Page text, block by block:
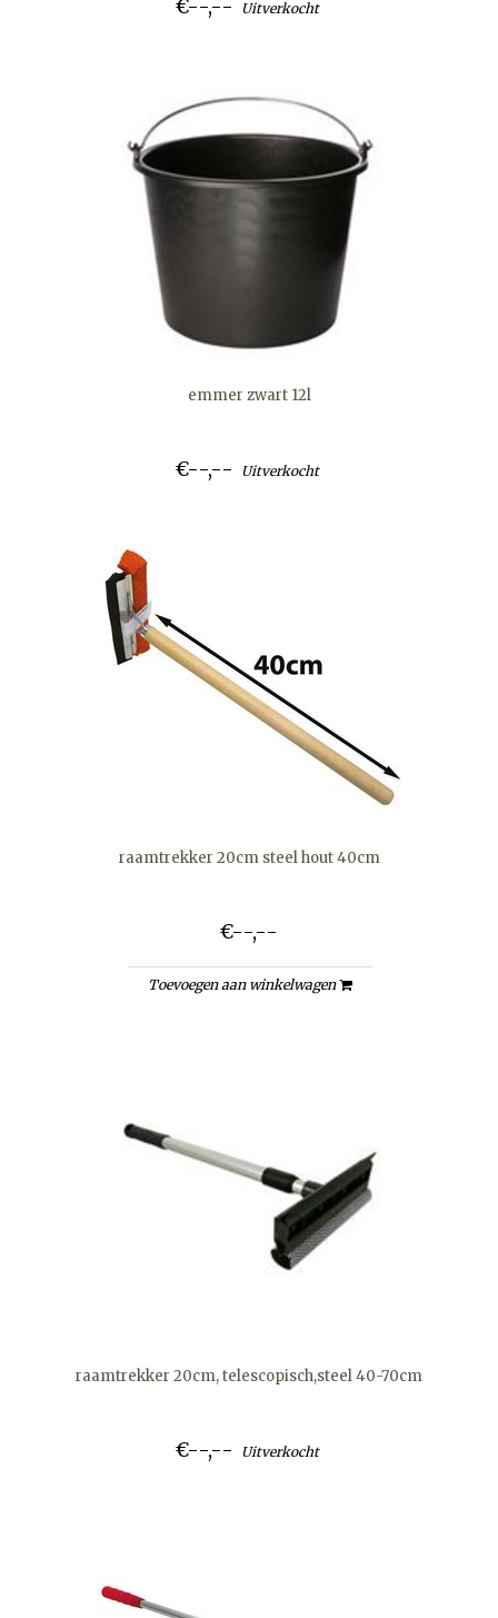
€--,-- Uitverkocht
emmer zwart 12l
€--,-- Uitverkocht
raamtrekker 20cm steel hout 40cm
€--,--
Toevoegen aan winkelwagen
raamtrekker 20cm, telescopisch,steel 40-70cm
€--,-- Uitverkocht